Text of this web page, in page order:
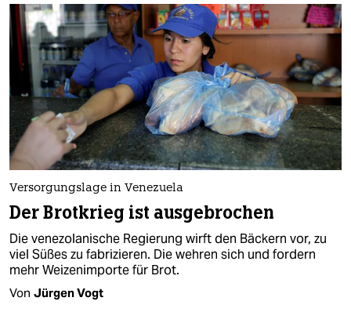
Versorgungslage in Venezuela
Der Brotkrieg ist ausgebrochen
Die venezolanische Regierung wirft den Bäckern vor, zu
viel Süßes zu fabrizieren. Die wehren sich und fordern
mehr Weizenimporte für Brot.
Von Jürgen Vogt